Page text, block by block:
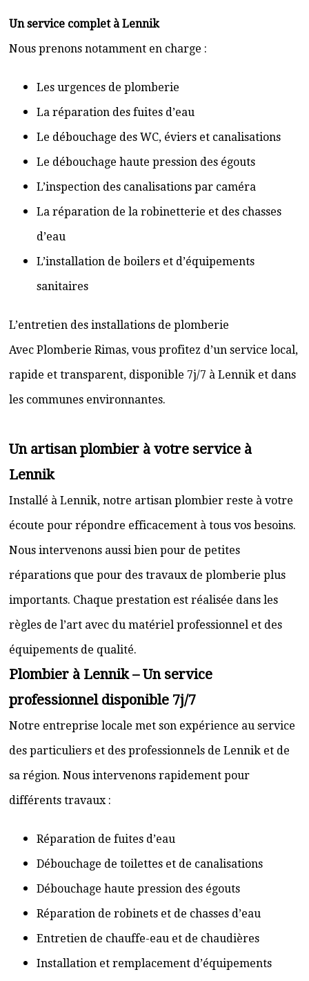
Un service complet à Lennik
Nous prenons notamment en charge :
Les urgences de plomberie
La réparation des fuites d’eau
Le débouchage des WC, éviers et canalisations
Le débouchage haute pression des égouts
L’inspection des canalisations par caméra
La réparation de la robinetterie et des chasses
d’eau
L’installation de boilers et d’équipements
sanitaires
L’entretien des installations de plomberie
Avec Plomberie Rimas, vous profitez d’un service local,
rapide et transparent, disponible 7j/7 à Lennik et dans
les communes environnantes.
Un artisan plombier à votre service à
Lennik
Installé à Lennik, notre artisan plombier reste à votre
écoute pour répondre efficacement à tous vos besoins.
Nous intervenons aussi bien pour de petites
réparations que pour des travaux de plomberie plus
importants. Chaque prestation est réalisée dans les
règles de l’art avec du matériel professionnel et des
équipements de qualité.
Plombier à Lennik – Un service
professionnel disponible 7j/7
Notre entreprise locale met son expérience au service
des particuliers et des professionnels de Lennik et de
sa région. Nous intervenons rapidement pour
différents travaux :
Réparation de fuites d’eau
Débouchage de toilettes et de canalisations
Débouchage haute pression des égouts
Réparation de robinets et de chasses d’eau
Entretien de chauffe-eau et de chaudières
Installation et remplacement d’équipements